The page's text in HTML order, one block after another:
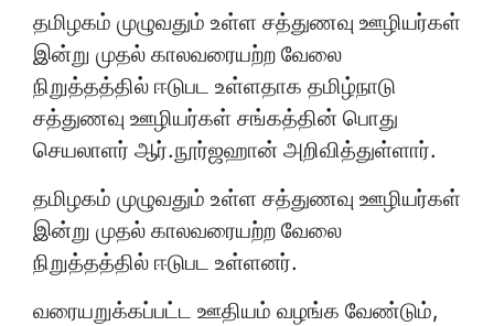
தமிழகம் முழுவதும் உள்ள சத்துணவு ஊழியர்கள்
இன்று முதல் காலவரையற்ற வேலை
நிறுத்தத்தில் ஈடுபட உள்ளதாக தமிழ்நாடு
சத்துணவு ஊழியர்கள் சங்கத்தின் பொது
செயலாளர் ஆர்.நூர்ஜஹான் அறிவித்துள்ளார்.
தமிழகம் முழுவதும் உள்ள சத்துணவு ஊழியர்கள்
இன்று முதல் காலவரையற்ற வேலை
நிறுத்தத்தில் ஈடுபட உள்ளனர்.
வரையறுக்கப்பட்ட ஊதியம் வழங்க வேண்டும்,